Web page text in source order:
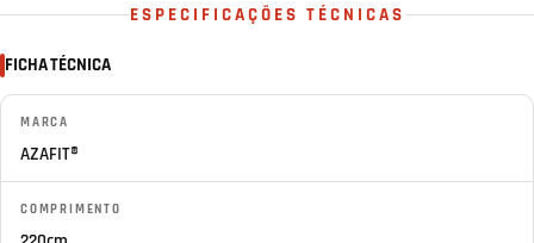
ESPECIFICAÇÕES TÉCNICAS
FICHA TÉCNICA
MARCA
AZAFIT®
COMPRIMENTO